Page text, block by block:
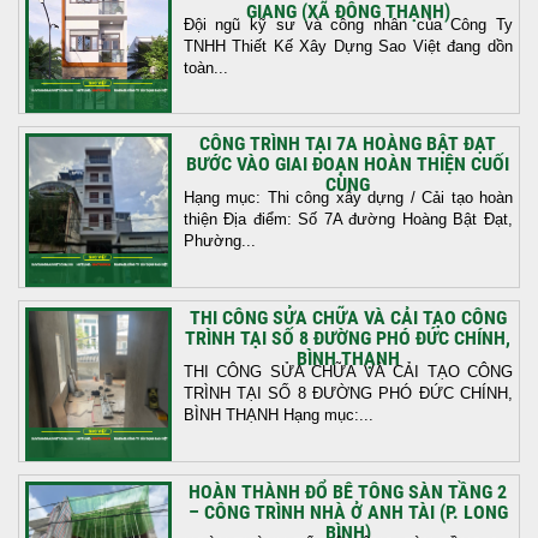
GIANG (XÃ ĐÔNG THẠNH)
Đội ngũ kỹ sư và công nhân của Công Ty
TNHH Thiết Kế Xây Dựng Sao Việt đang dồn
toàn...
CÔNG TRÌNH TẠI 7A HOÀNG BẬT ĐẠT
BƯỚC VÀO GIAI ĐOẠN HOÀN THIỆN CUỐI
CÙNG
Hạng mục: Thi công xây dựng / Cải tạo hoàn
thiện Địa điểm: Số 7A đường Hoàng Bật Đạt,
Phường...
THI CÔNG SỬA CHỮA VÀ CẢI TẠO CÔNG
TRÌNH TẠI SỐ 8 ĐƯỜNG PHÓ ĐỨC CHÍNH,
BÌNH THẠNH
THI CÔNG SỬA CHỮA VÀ CẢI TẠO CÔNG
TRÌNH TẠI SỐ 8 ĐƯỜNG PHÓ ĐỨC CHÍNH,
BÌNH THẠNH Hạng mục:...
HOÀN THÀNH ĐỔ BÊ TÔNG SÀN TẦNG 2
– CÔNG TRÌNH NHÀ Ở ANH TÀI (P. LONG
BÌNH)